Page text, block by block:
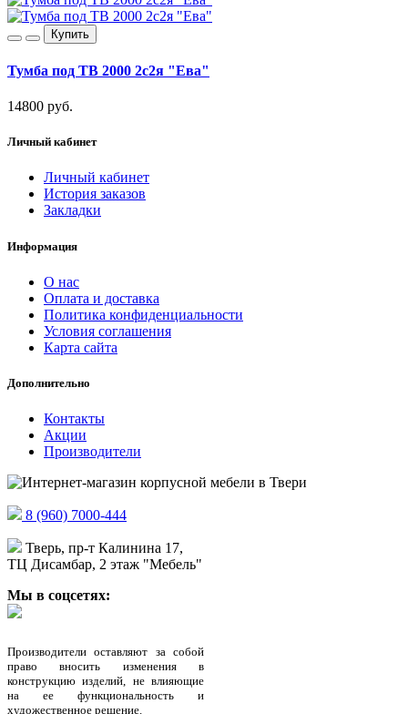
Купить
Тумба под ТВ 2000 2с2я "Ева"
14800 руб.
Личный кабинет
Личный кабинет
История заказов
Закладки
Информация
О нас
Оплата и доставка
Политика конфиденциальности
Условия соглашения
Карта сайта
Дополнительно
Контакты
Акции
Производители
8 (960) 7000-444
Тверь, пр-т Калинина 17,
ТЦ Дисамбар, 2 этаж "Мебель"
Мы в соцсетях:
Производители оставляют за собой
право вносить изменения в
конструкцию изделий, не влияющие
на ее функциональность и
художественное решение.